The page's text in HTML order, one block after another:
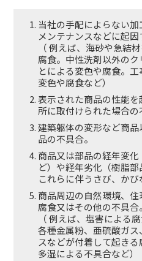
当社の手配によらない加
メンテナンスなどに起因
（ 例えば、海砂や急結
腐食。中性洗剤以外の
とによる変色や腐食。
変色や腐食など）
表示された商品の性能
所に取付けられた場合の
建築躯体の変形など商
品の不具合。
商品又は部品の経年変
ど）や経年劣化（樹脂
これらに伴うさび、かび
商品周辺の自然環境、住
腐食又はその他の不具合。
（ 例えば、塩害による
各種金属粉、亜硫酸ガ
スなどが付着して起きる
多湿による不具合など）